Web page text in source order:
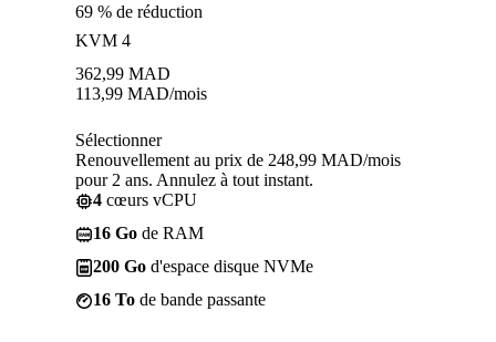
69 % de réduction
KVM 4
362,99 MAD
113,99 MAD/mois
Sélectionner
Renouvellement au prix de 248,99 MAD/mois
pour 2 ans. Annulez à tout instant.
4 cœurs vCPU
16 Go de RAM
200 Go d'espace disque NVMe
16 To de bande passante